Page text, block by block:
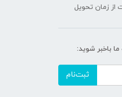
باخبر شوید:
ثبت‌نام